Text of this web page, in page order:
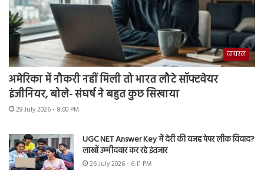
वायरल
अमेरिका में नौकरी नहीं मिली तो भारत लौटे सॉफ्टवेयर
इंजीनियर, बोले- संघर्ष ने बहुत कुछ सिखाया
29 July 2026 - 8:00 PM
UGC NET Answer Key में देरी की वजह पेपर लीक विवाद?
लाखों उम्मीदवार कर रहे इंतजार
26 July 2026 - 6:11 PM